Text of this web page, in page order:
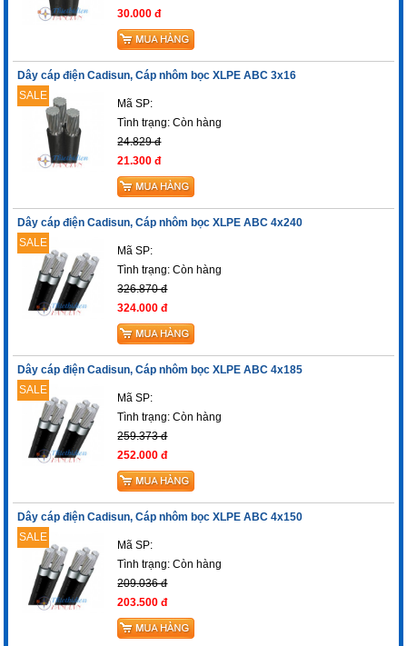
30.000 đ
Dây cáp điện Cadisun, Cáp nhôm bọc XLPE ABC 3x16
SALE
Mã SP:
Tình trạng:Còn hàng
24.829 đ
21.300 đ
Dây cáp điện Cadisun, Cáp nhôm bọc XLPE ABC 4x240
SALE
Mã SP:
Tình trạng:Còn hàng
326.870 đ
324.000 đ
Dây cáp điện Cadisun, Cáp nhôm bọc XLPE ABC 4x185
SALE
Mã SP:
Tình trạng:Còn hàng
259.373 đ
252.000 đ
Dây cáp điện Cadisun, Cáp nhôm bọc XLPE ABC 4x150
SALE
Mã SP:
Tình trạng:Còn hàng
209.036 đ
203.500 đ